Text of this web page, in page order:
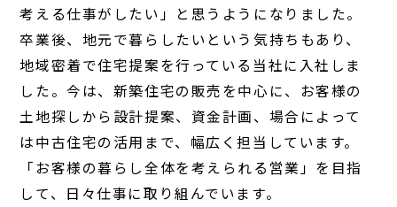
考える仕事がしたい」と思うようになりました。
卒業後、地元で暮らしたいという気持ちもあり、
地域密着で住宅提案を行っている当社に入社しま
した。今は、新築住宅の販売を中心に、お客様の
土地探しから設計提案、資金計画、場合によって
は中古住宅の活用まで、幅広く担当しています。
「お客様の暮らし全体を考えられる営業」を目指
して、日々仕事に取り組んでいます。